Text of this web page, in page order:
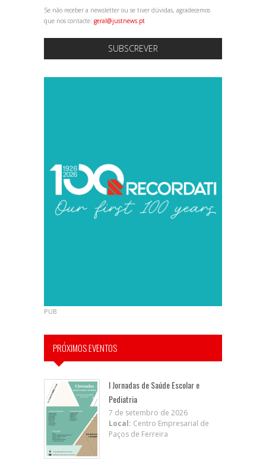
Se não receber a newsletter ou se tiver dúvidas, agradecemos
que nos contacte: geral@justnews.pt
SUBSCREVER
PUB
PRÓXIMOS EVENTOS
I Jornadas de Saúde Escolar e
Pediatria
7 de setembro de 2026
Local: Centro Empresarial de
Paços de Ferreira